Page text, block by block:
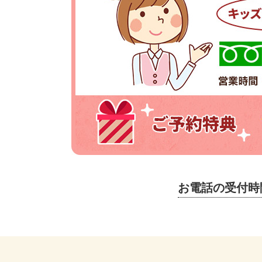
お電話の受付